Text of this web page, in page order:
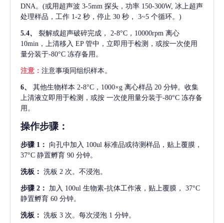
DNA。(或用超声波 3-5mm 探头，功率 150-300W, 冰上超声
处理样品，工作 1-2 秒，停止 30 秒， 3~5 个循环。)
5.4、 裂解或超声破碎完成，
2-8°C，10000rpm 离心
10min，上清移入 EP 管中，立即用于检测，或按一次使用
量分装于-80°C 冻存备用。
注意： 注意事项同组织样本。
6、 其他生物样本 2-8°C，1000×g 离心样品 20 分钟。收集
上清液立即用于检测，或按 一次使用量分装于-80°C 冻存备
用。
操作步骤：
步骤 1： 向孔中加入 100ul 标准品或待测样品，贴上覆膜，
37°C 静置孵育 90 分钟。
洗板： 洗板 2 次。不浸泡。
步骤 2： 加入 100ul 生物素-抗体工作液，贴上覆膜， 37°C
静置孵育 60 分钟。
洗板： 洗板 3 次。每次浸泡 1 分钟。